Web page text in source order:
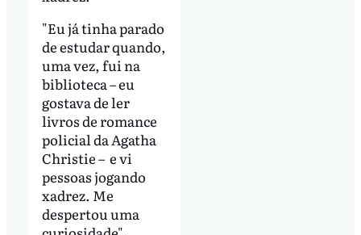
"Eu já tinha parado
de estudar quando,
uma vez, fui na
biblioteca – eu
gostava de ler
livros de romance
policial da Agatha
Christie – e vi
pessoas jogando
xadrez. Me
despertou uma